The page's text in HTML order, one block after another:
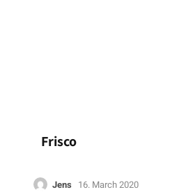
Frisco
Jens 16. March 2020